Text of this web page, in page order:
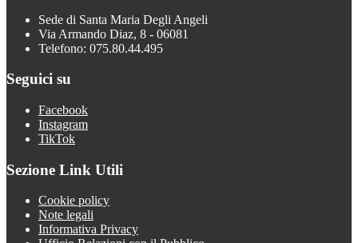
Sede di Santa Maria Degli Angeli
Via Armando Diaz, 8 - 06081
Telefono: 075.80.44.495
Seguici su
Facebook
Instagram
TikTok
Sezione Link Utili
Cookie policy
Note legali
Informativa Privacy